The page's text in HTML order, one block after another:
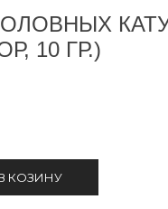
10 ГР.)
КОЗИНУ